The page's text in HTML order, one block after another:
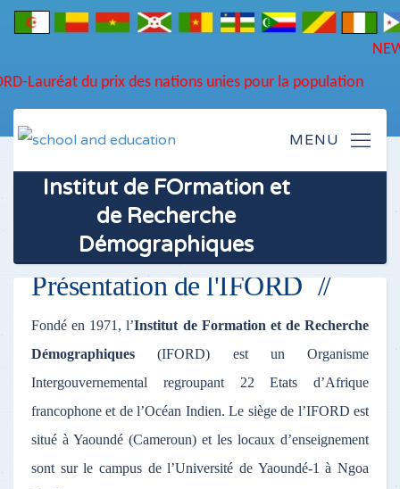
du prix des nations unies pour la population
Institut de FOrmation et
de Recherche
Démographiques
Présentation de l'IFORD
Fondé en 1971, l’Institut de Formation et de Recherche
Démographiques (IFORD) est un Organisme
Intergouvernemental regroupant 22 Etats d’Afrique
francophone et de l’Océan Indien. Le siège de l’IFORD est
situé à Yaoundé (Cameroun) et les locaux d’enseignement
sont sur le campus de l’Université de Yaoundé-1 à Ngoa